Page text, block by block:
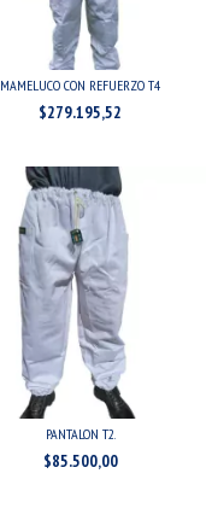
MAMELUCO CON REFUERZO T4
$279.195,52
PANTALON T2.
$85.500,00